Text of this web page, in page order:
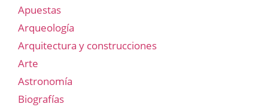
Apuestas
Arqueología
Arquitectura y construcciones
Arte
Astronomía
Biografías